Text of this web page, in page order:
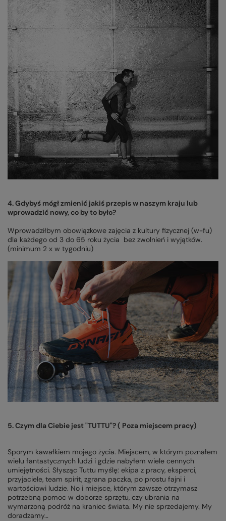
4. Gdybyś mógł zmienić jakiś przepis w naszym kraju lub
wprowadzić nowy, co by to było?
Wprowadziłbym obowiązkowe zajęcia z kultury fizycznej (w-fu)
dla każdego od 3 do 65 roku życia bez zwolnień i wyjątków.
(minimum 2 x w tygodniu)
5. Czym dla Ciebie jest "TUTTU"? ( Poza miejscem pracy)
Sporym kawałkiem mojego życia. Miejscem, w którym poznałem
wielu fantastycznych ludzi i gdzie nabyłem wiele cennych
umiejętności. Słysząc Tuttu myślę: ekipa z pracy, eksperci,
przyjaciele, team spirit, zgrana paczka, po prostu fajni i
wartościowi ludzie. No i miejsce, którym zawsze otrzymasz
potrzebną pomoc w doborze sprzętu, czy ubrania na
wymarzoną podróż na kraniec świata. My nie sprzedajemy. My
doradzamy…